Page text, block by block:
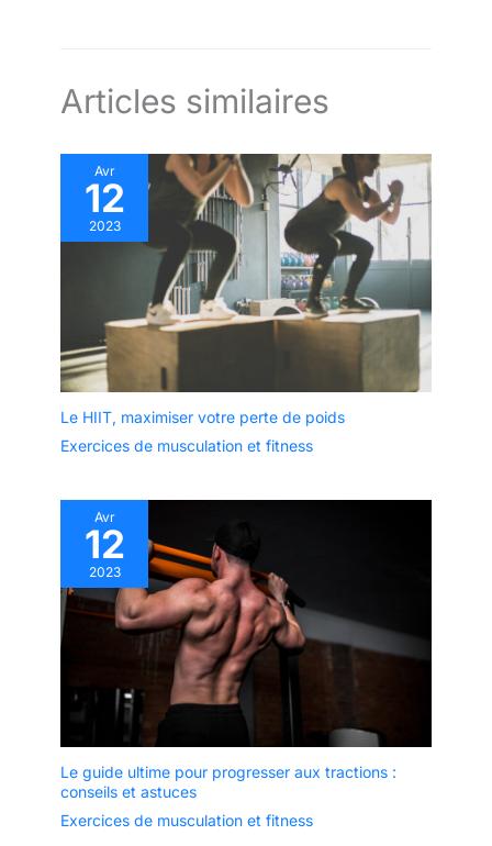
Articles similaires
Avr
12
2023
Le HIIT, maximiser votre perte de poids
Exercices de musculation et fitness
Avr
12
2023
Le guide ultime pour progresser aux tractions :
conseils et astuces
Exercices de musculation et fitness